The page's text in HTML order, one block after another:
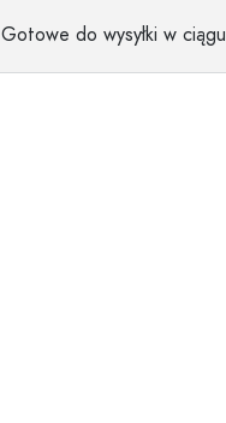
Gotowe do wysyłki w ciągu